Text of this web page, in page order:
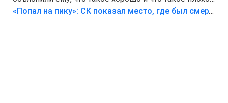
Лезть через такой забор,верх безумия,есть же
«Попал на пику»: СК показал место, где был смертельно травмирован ребенок в Тольятти